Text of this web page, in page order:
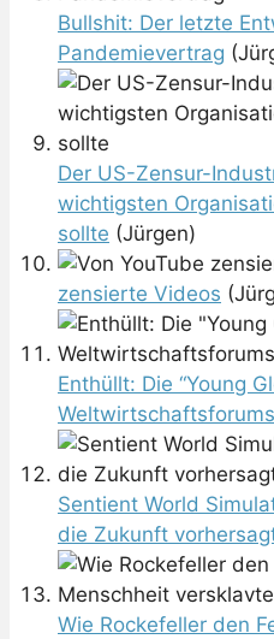
Bullshit: Der letzte
Pandemievertrag
Der US-Zensur-
wichtigsten
sollte (Jürgen)
zensierte Videos
Enthüllt: Die “Young
Weltwirtschaftsforums
Sentient World
die Zukunft
Wie Rockefeller den